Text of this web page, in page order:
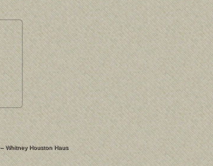
Whitney Houston Haus